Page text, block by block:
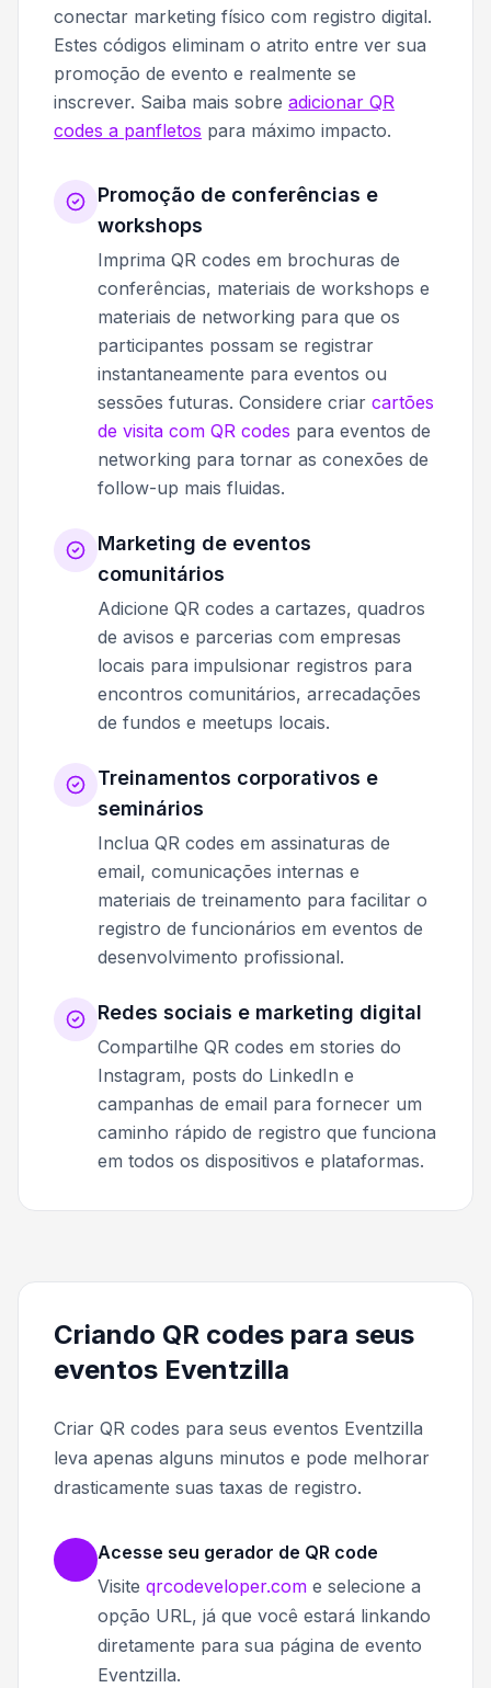
conectar marketing físico com registro digital.
Estes códigos eliminam o atrito entre ver sua
promoção de evento e realmente se
inscrever. Saiba mais sobre adicionar QR
codes a panfletos para máximo impacto.
Promoção de conferências e
workshops
Imprima QR codes em brochuras de
conferências, materiais de workshops e
materiais de networking para que os
participantes possam se registrar
instantaneamente para eventos ou
sessões futuras. Considere criar cartões
de visita com QR codes para eventos de
networking para tornar as conexões de
follow-up mais fluidas.
Marketing de eventos
comunitários
Adicione QR codes a cartazes, quadros
de avisos e parcerias com empresas
locais para impulsionar registros para
encontros comunitários, arrecadações
de fundos e meetups locais.
Treinamentos corporativos e
seminários
Inclua QR codes em assinaturas de
email, comunicações internas e
materiais de treinamento para facilitar o
registro de funcionários em eventos de
desenvolvimento profissional.
Redes sociais e marketing digital
Compartilhe QR codes em stories do
Instagram, posts do LinkedIn e
campanhas de email para fornecer um
caminho rápido de registro que funciona
em todos os dispositivos e plataformas.
Criando QR codes para seus
eventos Eventzilla
Criar QR codes para seus eventos Eventzilla
leva apenas alguns minutos e pode melhorar
drasticamente suas taxas de registro.
Acesse seu gerador de QR code
Visite qrcodeveloper.com e selecione a
opção URL, já que você estará linkando
diretamente para sua página de evento
Eventzilla.